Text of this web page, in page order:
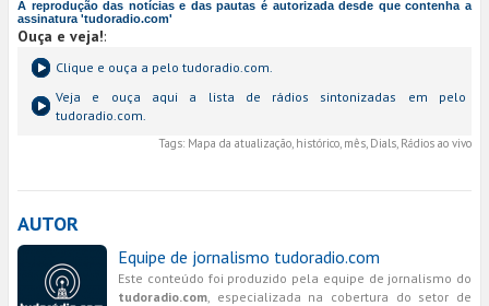
A reprodução das notícias e das pautas é autorizada desde que contenha a
assinatura 'tudoradio.com'
Ouça e veja!:
Clique e ouça a pelo tudoradio.com.
Veja e ouça aqui a lista de rádios sintonizadas em pelo
tudoradio.com.
Tags: Mapa da atualização, histórico, mês, Dials, Rádios ao vivo
AUTOR
Equipe de jornalismo tudoradio.com
Este conteúdo foi produzido pela equipe de jornalismo do
tudoradio.com, especializada na cobertura do setor de